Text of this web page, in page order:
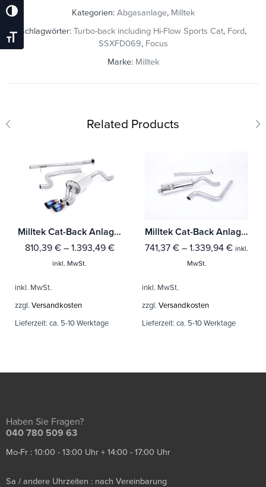
Umschalten Auf Hohe Kontraste
Schrift Vergrößern
Kategorien: Abgasanlage, Milltek
Schlagwörter: Turbo-back including Hi-Flow Sports Cat, Ford,
SSXFD069, Focus
Marke: Milltek
Related Products
Milltek Cat-Back Anlage Ford Fiesta Mk7/Mk7.5 1.0T EcoBoost (100/125/140PS)
810,39 €– 1.393,49 €
inkl. MwSt.
inkl. MwSt.
zzgl. Versandkosten
Lieferzeit: ca. 5-10 Werktage
Milltek Cat-Back Anlage Ford Fiesta Mk7/Mk7.5 ST 1.6 litre EcoBoost 182PS & ST200
741,37 € – 1.339,94 € inkl.
MwSt.
inkl. MwSt.
zzgl. Versandkosten
Lieferzeit: ca. 5-10 Werktage
Haben Sie Fragen?
040 780 509 63
Mo-Fr : 10:00 - 13:00 Uhr + 14:00 - 17:00 Uhr
Sa / andere Uhrzeiten : nach Vereinbarung